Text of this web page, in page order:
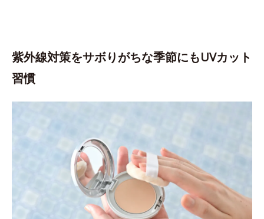
紫外線対策をサボりがちな季節にもUVカット
習慣